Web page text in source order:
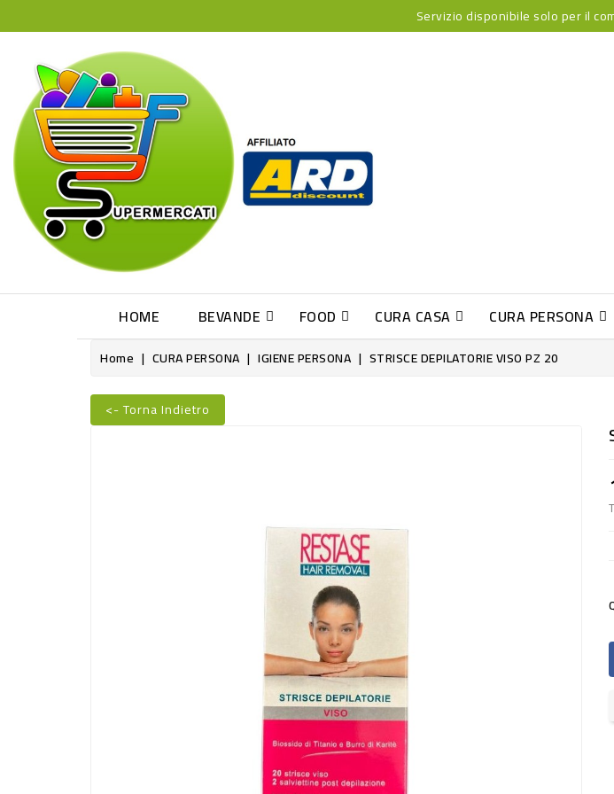
Servizio disponibile solo per il
HOME BEVANDE FOOD CURA CASA CURA PERSONA
Home CURA PERSONA IGIENE PERSONA STRISCE DEPILATORIE VISO PZ 20
<- Torna Indietro